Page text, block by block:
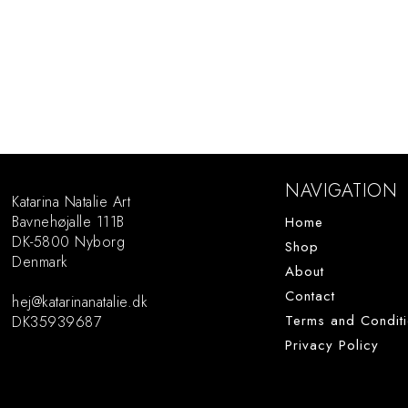
Art Prints
About
Contact
Terms and Conditions
Katarina Natalie Art
Bavnehøjalle 111B
DK-5800 Nyborg
Denmark
hej@katarinanatalie.dk
DK35939687
NAVIGATION
Home
Shop
About
Contact
Terms and
Privacy Policy